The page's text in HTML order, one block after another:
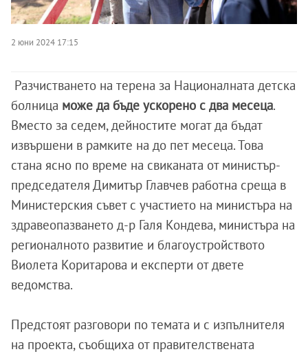
2 юни 2024 17:15
Разчистването на терена за Националната детска
болница може да бъде ускорено с два месеца.
Вместо за седем, дейностите могат да бъдат
извършени в рамките на до пет месеца. Това
стана ясно по време на свиканата от министър-
председателя Димитър Главчев работна среща в
Министерския съвет с участието на министъра на
здравеопазването д-р Галя Кондева, министъра на
регионалното развитие и благоустройството
Виолета Коритарова и експерти от двете
ведомства.
Предстоят разговори по темата и с изпълнителя
на проекта, съобщиха от правителствената